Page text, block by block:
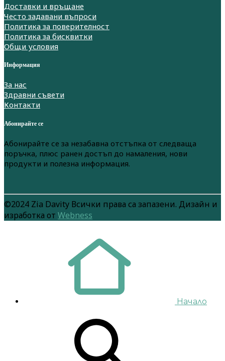
Доставки и връщане
Често задавани въпроси
Политика за поверителност
Политика за бисквитки
Общи условия
Информация
За нас
Здравни съвети
Контакти
Абонирайте се
Абонирайте се за незабавна отстъпка от следваща
поръчка, плюс ранен достъп до намаления, нови
продукти и полезна информация.
©2024 Zia Davity Всички права са запазени. Дизайн и
изработка от Webness
Начало